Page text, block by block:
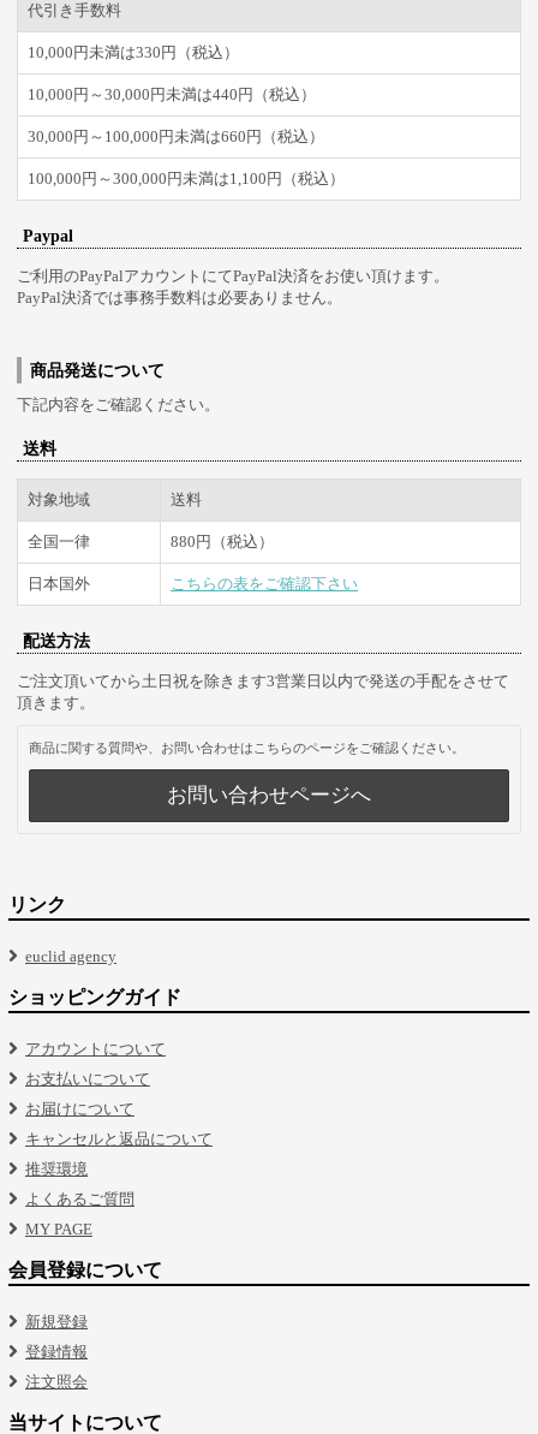
代引き手数料
10,000円未満は330円（税込）
10,000円～30,000円未満は440円（税込）
30,000円～100,000円未満は660円（税込）
100,000円～300,000円未満は1,100円（税込）
Paypal
ご利用のPayPalアカウントにてPayPal決済をお使い頂けます。
PayPal決済では事務手数料は必要ありません。
商品発送について
下記内容をご確認ください。
送料
対象地域 送料
全国一律 880円（税込）
日本国外 こちらの表をご確認下さい
配送方法
ご注文頂いてから土日祝を除きます3営業日以内で発送の手配をさせて
頂きます。
商品に関する質問や、お問い合わせはこちらのページをご確認ください。
お問い合わせページへ
リンク
euclid agency
ショッピングガイド
アカウントについて
お支払いについて
お届けについて
キャンセルと返品について
推奨環境
よくあるご質問
MY PAGE
会員登録について
新規登録
登録情報
注文照会
当サイトについて